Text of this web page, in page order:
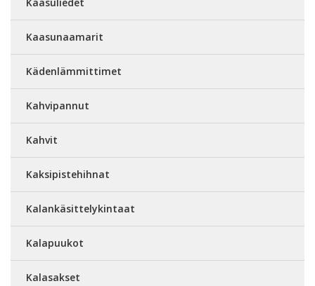
Kaasunaamarit
Kädenlämmittimet
Kahvipannut
Kahvit
Kaksipistehihnat
Kalankäsittelykintaat
Kalapuukot
Kalasakset